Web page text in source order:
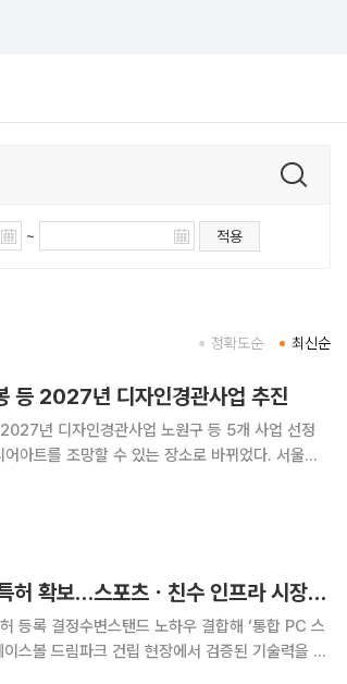
~ 적용
최신순
정확도순
등 2027년 디자인경관사업 추진
년 디자인경관사업 노원구 등 5개 사업 선정
아트를 조망할 수 있는 장소로 바뀌었다. 서울시
및 휴식공간 조성사
자연과환경, ‘PC 경기장 시공구조’ 특허 확보…스포츠ㆍ친수 인프라 시장 공략 가속
등록 결정수변스탠드 노하우 결합해 ‘통합 PC 스